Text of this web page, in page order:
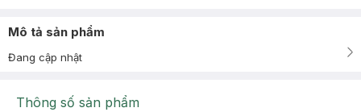
Mô tả sản phẩm
Đang cập nhật
Thông số sản phẩm